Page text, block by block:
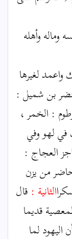
وماله وأهله
لغيرها
بن شميل :
: الخمر ،
لهو وفي
العجاج :
من يزن
الثانية : قال
قديما
لما